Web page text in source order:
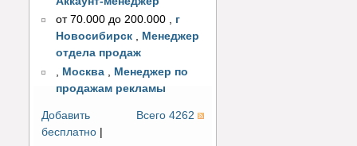
от 70.000 до 200.000 , г
Новосибирск , Менеджер
отдела продаж
, Москва , Менеджер по
продажам рекламы
Всего 4262
Добавить
бесплатно